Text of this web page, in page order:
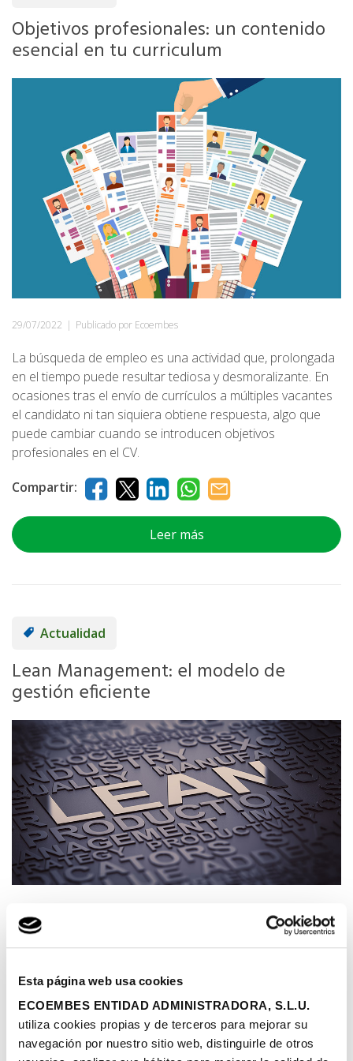
Esta página web usa cookies
ECOEMBES ENTIDAD ADMINISTRADORA, S.L.U.
utiliza cookies propias y de terceros para mejorar su
navegación por nuestro sitio web, distinguirle de otros
Objetivos profesionales: un contenido
esencial en tu curriculum
29/07/2022 | Publicado por Ecoembes
La búsqueda de empleo es una actividad que, prolongada
en el tiempo puede resultar tediosa y desmoralizante. En
ocasiones tras el envío de currículos a múltiples vacantes
el candidato ni tan siquiera obtiene respuesta, algo que
puede cambiar cuando se introducen objetivos
profesionales en el CV.
Compartir:
Leer más
Actualidad
Lean Management: el modelo de
gestión eficiente
Si ponemos el foco en el ámbito de la cultura empresarial,
corporativos, es uno de los factores más perseguidos por
las organizaciones. Quizás por ello encontramos que
entre las nuevas metodologías de trabajo que se están
implantando destaca LEAN Management, un sistema de